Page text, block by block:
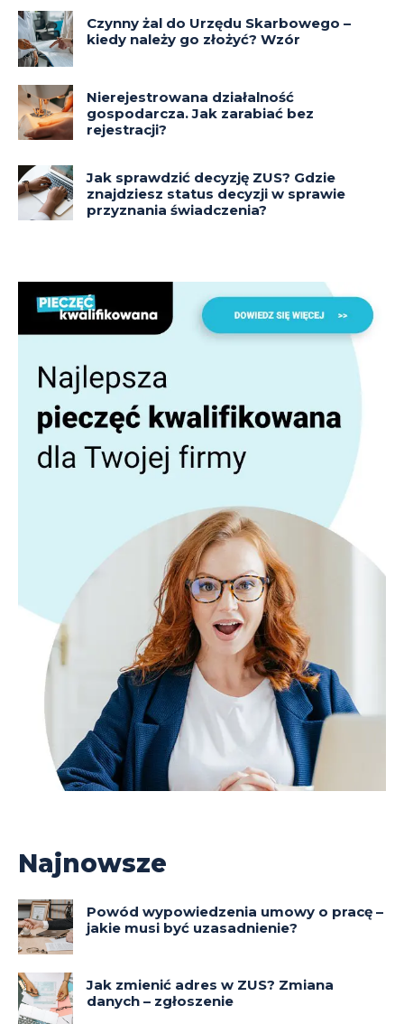
Czynny żal do Urzędu Skarbowego –
kiedy należy go złożyć? Wzór
Nierejestrowana działalność
gospodarcza. Jak zarabiać bez
rejestracji?
Jak sprawdzić decyzję ZUS? Gdzie
znajdziesz status decyzji w sprawie
przyznania świadczenia?
Najnowsze
Powód wypowiedzenia umowy o pracę –
jakie musi być uzasadnienie?
Jak zmienić adres w ZUS? Zmiana
danych – zgłoszenie